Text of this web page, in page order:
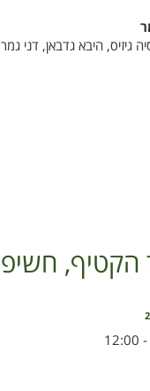
גיזיס, היבא גדבאן, דני
חשיפה